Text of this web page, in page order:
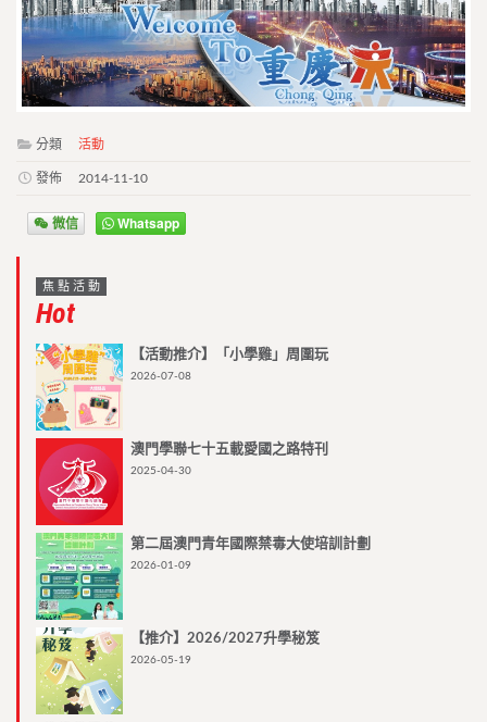
分類 活動
發佈 2014-11-10
微信 Whatsapp
焦點活動
Hot
【活動推介】「小學雞」周圍玩
2026-07-08
澳門學聯七十五載愛國之路特刊
2025-04-30
第二屆澳門青年國際禁毒大使培訓計劃
2026-01-09
【推介】2026/2027升學秘笈
2026-05-19